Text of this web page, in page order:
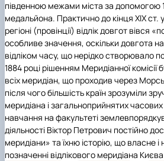
південною межами міста за допомогою
медальйона. Практично до кінця ХІХ ст. у
регіоні (провінції) відлік довгот вівся
особливе значення, оскільки довгота
відліком часу, що нерідко створювало
1884 році рішенням Меридіанної
всіх меридіан, що проходив через
після чого більшість країн зрозуміли
меридіана і загальноприйнятих
навчання на факультеті
діяльності Віктор Петрович постійно
меридіани» та їхню історію, що власне
позначенні відлікового меридіана